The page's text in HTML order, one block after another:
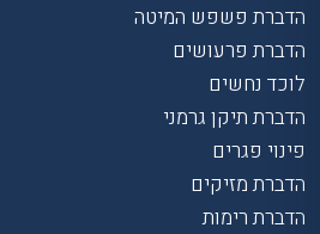
הדברת פשפש המיטה
הדברת פרעושים
לוכד נחשים
הדברת תיקן גרמני
פינוי פגרים
הדברת מזיקים
הדברת רימות